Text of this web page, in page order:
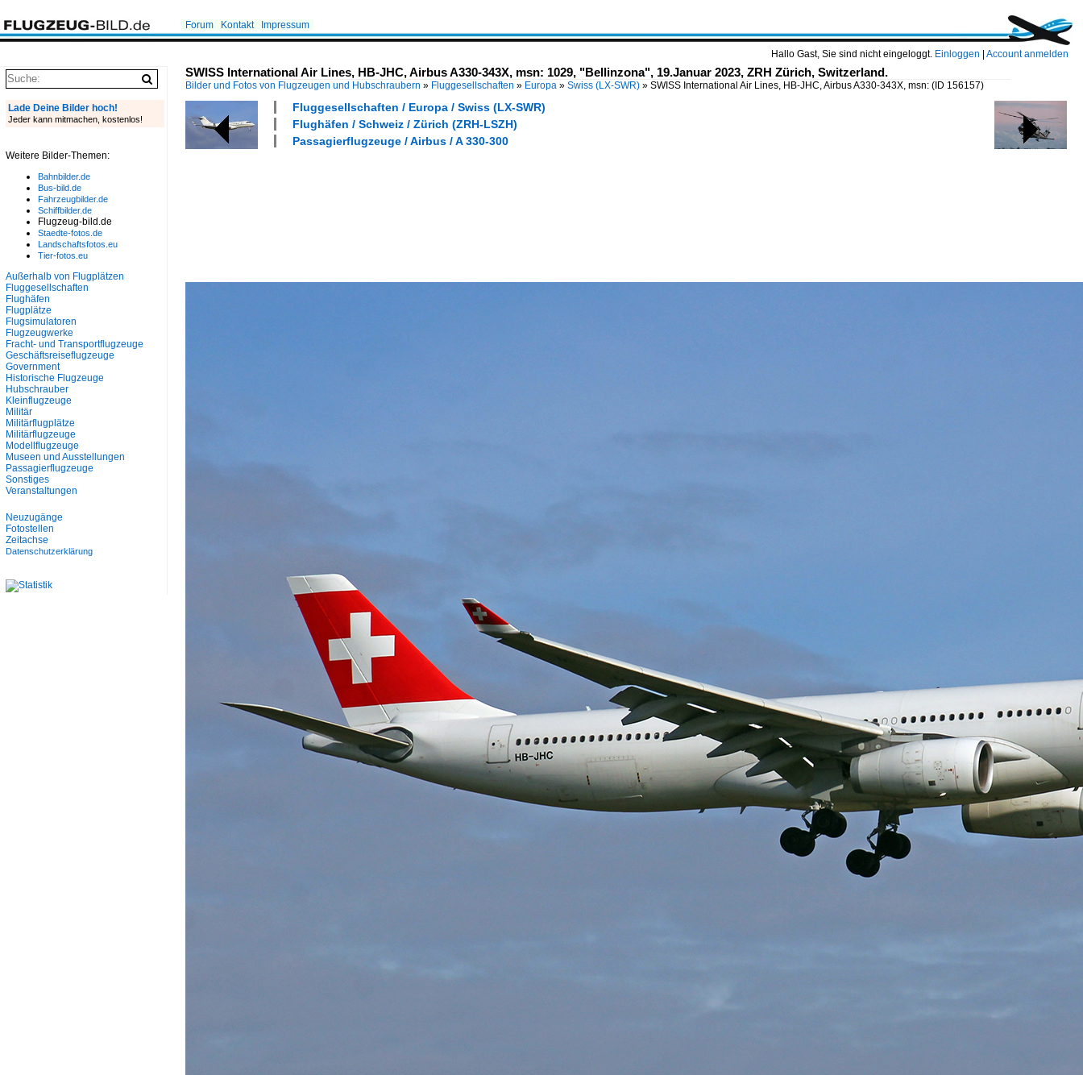
Hallo Gast, Sie sind nicht eingeloggt. Einloggen Account anmelden
Forum Kontakt Impressum
SWISS International Air Lines, HB-JHC, Airbus A330-343X, msn: 1029, "Bellinzona", 19.Januar 2023, ZRH Zürich, Switzerland.
Bilder und Fotos von Flugzeugen und Hubschraubern » Fluggesellschaften » Europa » Swiss (LX-SWR) » SWISS International Air Lines, HB-JHC, Airbus A330-343X, msn: (ID 156157)
Fluggesellschaften / Europa / Swiss (LX-SWR)
Flughäfen / Schweiz / Zürich (ZRH-LSZH)
Passagierflugzeuge / Airbus / A 330-300
Lade Deine Bilder hoch!
Jeder kann mitmachen, kostenlos!
Weitere Bilder-Themen:
Bahnbilder.de
Bus-bild.de
Fahrzeugbilder.de
Schiffbilder.de
Flugzeug-bild.de
Staedte-fotos.de
Landschaftsfotos.eu
Tier-fotos.eu
Außerhalb von Flugplätzen
Fluggesellschaften
Flughäfen
Flugplätze
Flugsimulatoren
Flugzeugwerke
Fracht- und Transportflugzeuge
Geschäftsreiseflugzeuge
Government
Historische Flugzeuge
Hubschrauber
Kleinflugzeuge
Militär
Militärflugplätze
Militärflugzeuge
Modellflugzeuge
Museen und Ausstellungen
Passagierflugzeuge
Sonstiges
Veranstaltungen
Neuzugänge
Fotostellen
Zeitachse
Datenschutzerklärung